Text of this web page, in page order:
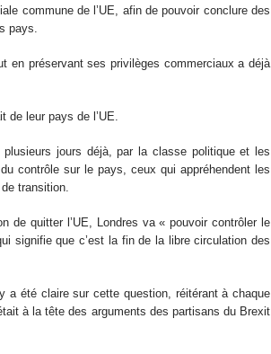
commune de l’UE, afin de pouvoir conclure des
pays.
en préservant ses privilèges commerciaux a déjà
de leur pays de l’UE.
jours déjà, par la classe politique et les
contrôle sur le pays, ceux qui appréhendent les
transition.
de quitter l’UE, Londres va « pouvoir contrôler le
signifie que c’est la fin de la libre circulation des
a été claire sur cette question, réitérant à chaque
à la tête des arguments des partisans du Brexit